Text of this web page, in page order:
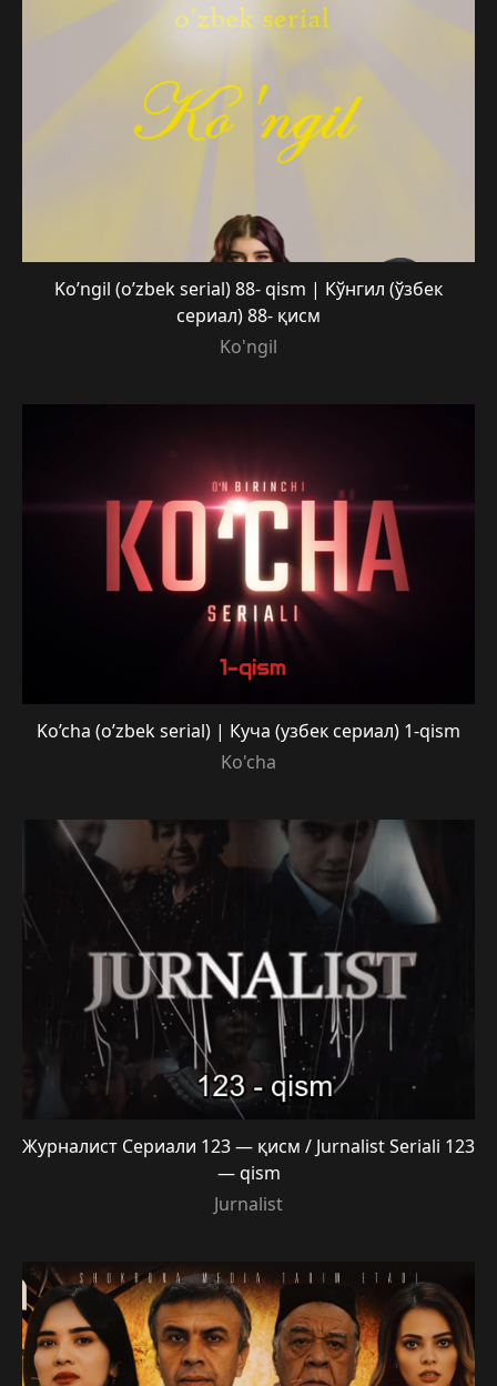
Ko’ngil (o’zbek serial) 88- qism | Кўнгил (ўзбек
сериал) 88- қисм
Ko'ngil
Ko’cha (o’zbek serial) | Куча (узбек сериал) 1-qism
Ko'cha
Журналист Сериали 123 — қисм / Jurnalist Seriali 123
— qism
Jurnalist